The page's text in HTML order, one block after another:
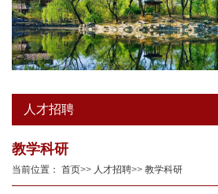
人才招聘
教学科研
当前位置： 首页>> 人才招聘>> 教学科研